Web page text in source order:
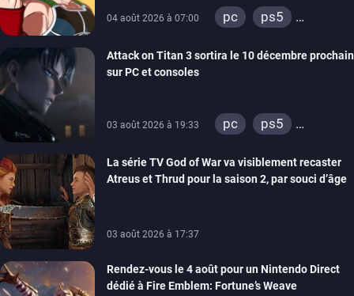
04 août 2026 à 07:00 pc
ps5
Attack on Titan 3 sortira le 10 décembre prochain
sur PC et consoles
03 août 2026 à 19:33 pc
ps5
switch 2
La série TV God of War va visiblement recaster
Atreus et Thrud pour la saison 2, par souci d’âge
03 août 2026 à 17:37
Rendez-vous le 4 août pour un Nintendo Direct
dédié à Fire Emblem: Fortune’s Weave